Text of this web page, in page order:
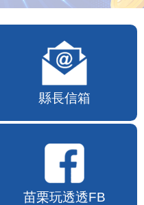
縣長信箱
苗栗玩透透FB